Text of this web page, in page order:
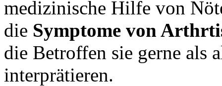
medizinische Hilfe von
die Symptome von
die Betroffen sie gerne als
interprätieren.